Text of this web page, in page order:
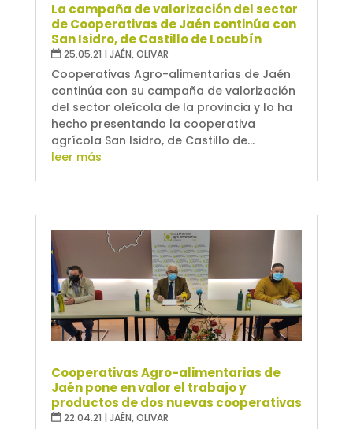
La campaña de valorización del sector
de Cooperativas de Jaén continúa con
San Isidro, de Castillo de Locubín
25.05.21 | JAÉN,OLIVAR
Cooperativas Agro-alimentarias de Jaén
continúa con su campaña de valorización
del sector oleícola de la provincia y lo ha
hecho presentando la cooperativa
agrícola San Isidro, de Castillo de...
leer más
Cooperativas Agro-alimentarias de
Jaén pone en valor el trabajo y
productos de dos nuevas cooperativas
22.04.21 | JAÉN,OLIVAR